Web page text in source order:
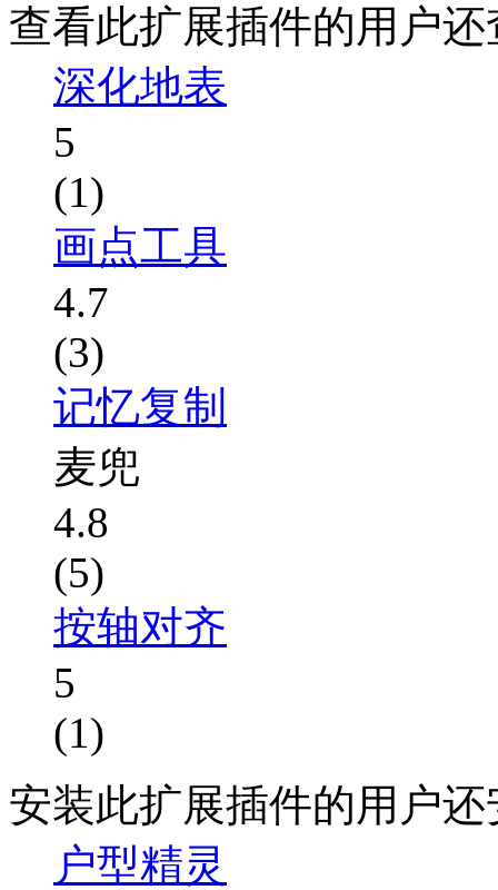
查看此扩展插件的用户
深化地表
5
(1)
画点工具
4.7
(3)
记忆复制
麦兜
4.8
(5)
按轴对齐
5
(1)
安装此扩展插件的用户
户型精灵